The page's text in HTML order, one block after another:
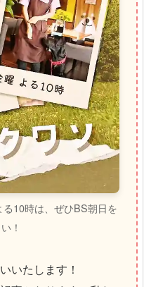
10時は、ぜひBS朝日を
！
いたします！